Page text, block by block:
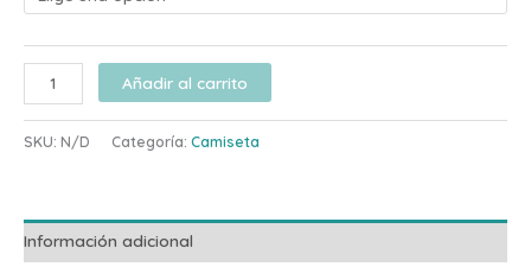
Añadir al carrito
SKU: N/D Categoría: Camiseta
Información adicional